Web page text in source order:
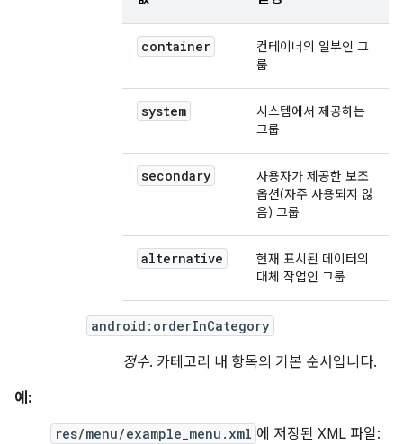
container
컨테이너의 일부인 그
룹
system
시스템에서 제공하는
그룹
secondary
사용자가 제공한 보조
옵션(자주 사용되지 않
음) 그룹
alternative
현재 표시된 데이터의
대체 작업인 그룹
android:orderInCategory
정수. 카테고리 내 항목의 기본 순서입니다.
예:
res/menu/example_menu.xml 에 저장된 XML 파일: